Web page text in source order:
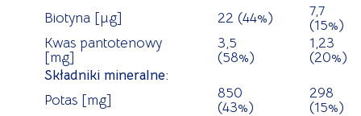
Biotyna [µg]
22 (44%)
7,7
(15%)
Kwas pantotenowy
[mg]
3,5
(58%)
1,23
(20%)
Składniki mineralne:
Potas [mg]
850
(43%)
298
(15%)